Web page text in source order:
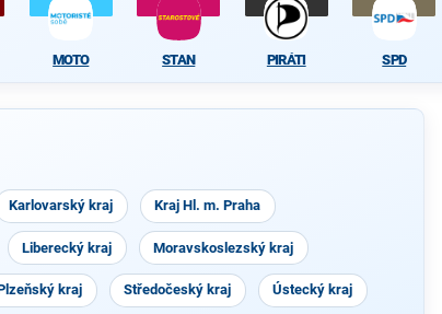
MOTO STAN PIRÁTI SPD
Karlovarský kraj Kraj Hl. m. Praha
Liberecký kraj Moravskoslezský kraj
kraj Středočeský kraj Ústecký kraj